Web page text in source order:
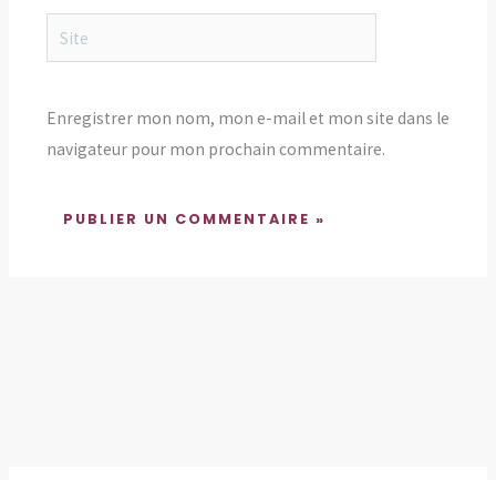
Site
Enregistrer mon nom, mon e-mail et mon site dans le
navigateur pour mon prochain commentaire.